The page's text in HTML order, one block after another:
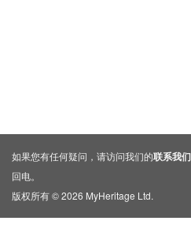
如果您有任何疑问，请访问我们的联系我们
回电。
版权所有 © 2026 MyHeritage Ltd.